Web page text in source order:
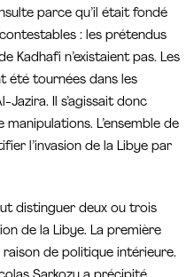
parce qu’il était fondé
: les prétendus
Kadhafi n’existaient pas. Les
été tournées dans les
Il s’agissait donc
L’ensemble de
l’invasion de la Libye par
distinguer deux ou trois
de la Libye. La première
raison de politique intérieure.